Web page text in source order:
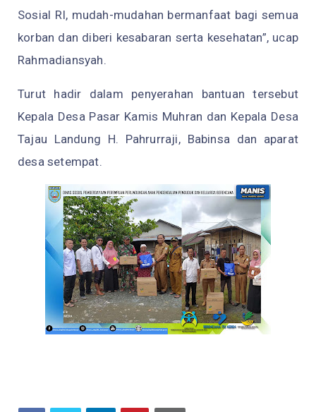
Sosial RI, mudah-mudahan bermanfaat bagi semua
korban dan diberi kesabaran serta kesehatan”, ucap
Rahmadiansyah.
Turut hadir dalam penyerahan bantuan tersebut
Kepala Desa Pasar Kamis Muhran dan Kepala Desa
Tajau Landung H. Pahrurraji, Babinsa dan aparat
desa setempat.